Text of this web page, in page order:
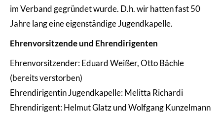
im Verband gegründet wurde. D.h. wir hatten fast 50
Jahre lang eine eigenständige Jugendkapelle.
Ehrenvorsitzende und Ehrendirigenten
Ehrenvorsitzender: Eduard Weißer, Otto Bächle
(bereits verstorben)
Ehrendirigentin Jugendkapelle: Melitta Richardi
Ehrendirigent: Helmut Glatz und Wolfgang Kunzelmann